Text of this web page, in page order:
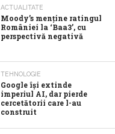
ACTUALITATE
Moody’s menține ratingul
României la ‘Baa3’, cu
perspectivă negativă
TEHNOLOGIE
Google îşi extinde
imperiul AI, dar pierde
cercetătorii care l-au
construit